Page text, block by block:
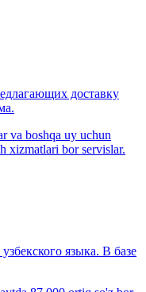
доставку
va boshqa uy uchun
xizmatlari bor servislar.
языка. В базе